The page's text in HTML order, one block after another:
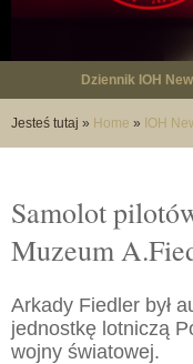
Dziennik IOH
Jesteś tutaj » Home » IOH
Samolot
Muzeum
Arkady Fiedler był
jednostkę lotniczą
wojny światowej.